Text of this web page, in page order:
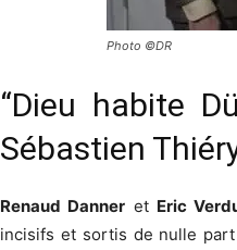
Photo ©DR
“Dieu habite
Sébastien
Renaud Danner et Eric
incisifs et sortis de nulle